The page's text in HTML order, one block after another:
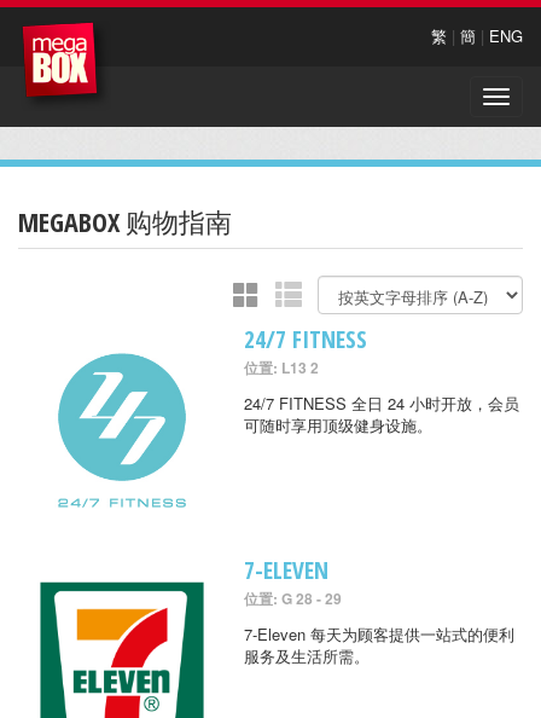
繁 | 簡 | ENG
Toggle
MEGABOX 购物指南
24/7 FITNESS
位置: L13 2
24/7 FITNESS 全日 24 小时开放，会员
可随时享用顶级健身设施。
7-ELEVEN
位置: G 28 - 29
7-Eleven 每天为顾客提供一站式的便利
服务及生活所需。